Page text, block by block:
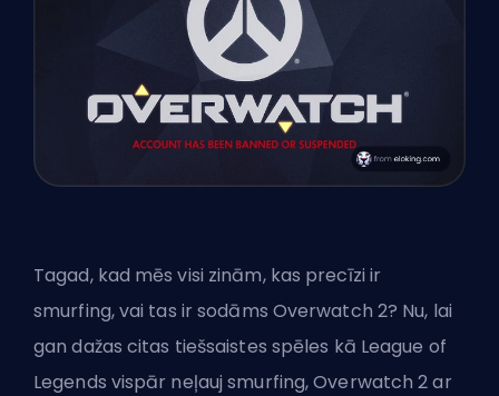
Tagad, kad mēs visi zinām, kas precīzi ir
smurfing, vai tas ir sodāms Overwatch 2? Nu, lai
gan dažas citas tiešsaistes spēles kā League of
Legends vispār neļauj smurfing, Overwatch 2 ar